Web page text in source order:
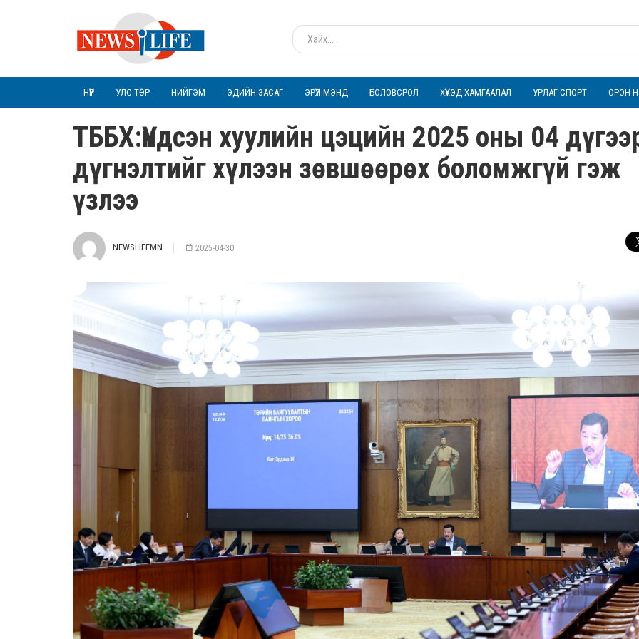
НҮҮР УЛС ТӨР НИЙГЭМ ЭДИЙН ЗАСАГ ЭРҮҮЛ МЭНД БОЛОВСРОЛ ХҮҮХЭД ХАМГААЛАЛ УРЛАГ СПОРТ ОРОН
ТББХ:Үндсэн хуулийн цэцийн 2025 оны 04
дүгнэлтийг хүлээн зөвшөөрөх боломжгүй гэж
үзлээ
NEWSLIFEMN 2025-04-30